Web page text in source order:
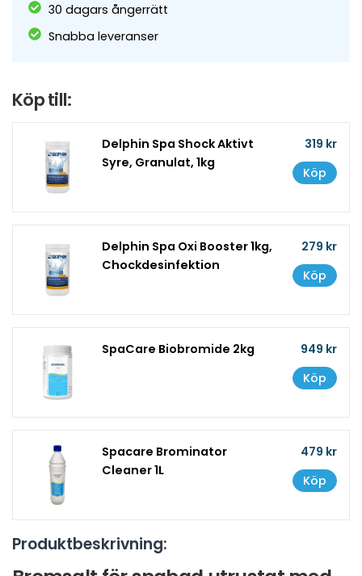
30 dagars ångerrätt
Snabba leveranser
Köp till:
319 kr
Köp
Delphin Spa Shock Aktivt
Syre, Granulat, 1kg
279 kr
Köp
Delphin Spa Oxi Booster 1kg,
Chockdesinfektion
949 kr
Köp
SpaCare Biobromide 2kg
479 kr
Köp
Spacare Brominator
Cleaner 1L
Produktbeskrivning: